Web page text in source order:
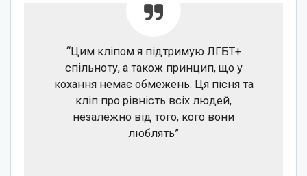
“Цим кліпом я підтримую ЛГБТ+
спільноту, а також принцип, що у
кохання немає обмежень. Ця пісня та
кліп про рівність всіх людей,
незалежно від того, кого вони
люблять”